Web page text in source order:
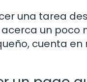
una tarea
un poco
cuenta